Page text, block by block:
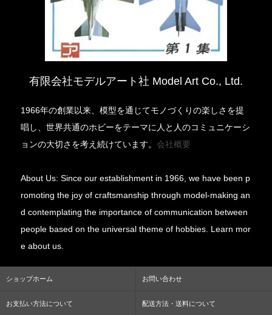
有限会社モデルアート社 Model Art Co., Ltd.
1966年の創業以来、模型を通じてモノづくりの楽しさを提
唱し、世界共通のホビーをテーマに人と人のコミュニケーシ
ョンの大切さを考え続けています。会社概要
About Us: Since our establishment in 1966, we have been p
romoting the joy of craftsmanship through model-making an
d contemplating the importance of communication between
people based on the universal theme of hobbies. Learn mor
e about us.
ショップホーム お問い合わせ
お支払い方法について 配送方法・送料について